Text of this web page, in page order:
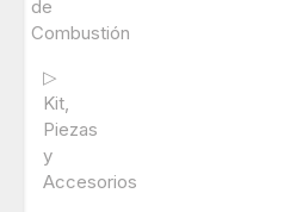
de
Combustión
▷
Kit,
Piezas
y
Accesorios